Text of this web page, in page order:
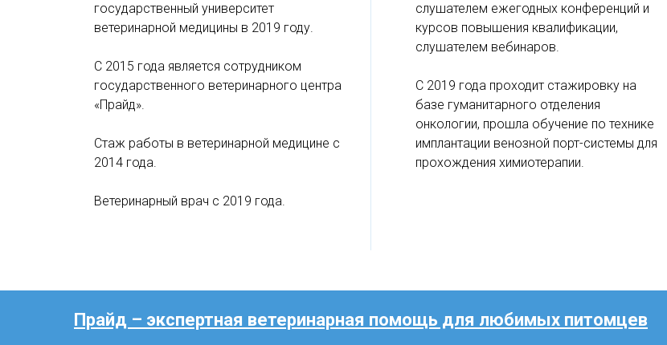
государственный университет
ветеринарной медицины в 2019 году.
С 2015 года является сотрудником
государственного ветеринарного центра
«Прайд».
Стаж работы в ветеринарной медицине с
2014 года.
Ветеринарный врач с 2019 года.
слушателем ежегодных конференций и
курсов повышения квалификации,
слушателем вебинаров.
С 2019 года проходит стажировку на
базе гуманитарного отделения
онкологии, прошла обучение по технике
имплантации венозной порт-системы для
прохождения химиотерапии.
Прайд – экспертная ветеринарная помощь для любимых питомцев